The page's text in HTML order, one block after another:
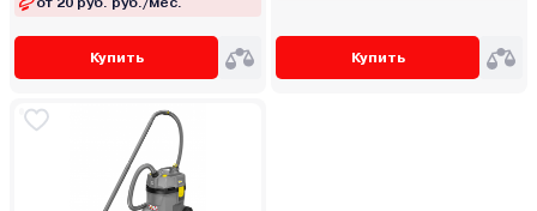
Купить Купить